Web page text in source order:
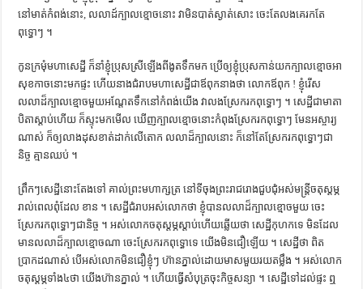
នៅ​មាត់​កំពង់​នោះ, លលាដ៍​ក្បាល​ខ្មោច​នោះ​ វា​មិន​បាត់​ស្ងាត់​សោះ​ ចេះ​តែ​លង​គេ​រក​តែ​
ពុទ្ធោៗ ។
កូន​ក្រមុំ​មហា​សេដ្ឋី​ ក៏​នាំ​ខ្ញុំ​ប្រុស​ស្រី​ឡើង​ពី​ងូត​ទឹក​មក​ ប្រើ​ឲ្យ​ខ្ញុំ​ប្រុស​កាន់​យក​ក្បាល​ខ្មោច​អា​
សុខ​កាច​នោះ​មក​ផ្ទះ​ ហើយ​នាង​ជំរាប​មហា​សេដ្ឋី​ជា​ឪពុក​នាង​ថា លោក​ឪពុក ! ខ្ញុំ​រើស​
លលាដ៏​ក្បាល​ខ្មោច​មួយ​អណ្ដែត​ទឹក​នៅ​កំពង់​យើង​ វា​លង​ស្រែក​រក​ពុទ្ធោៗ ។ សេដ្ឋី​ជា​មាតា​
បិតា​ស្ដាប់​ហើយ​ ក៏​ស្ទុះ​មក​មើល​ ឃើញ​ក្បាល​ខ្មោច​នោះ​កំពុង​ស្រែក​រក​ពុទ្ធោៗ​ មែន​អស្ចារ្យ​
ណាស់​ ក៏​ឲ្យ​លាង​ដុស​ខាត់​ដាក់​លើ​តោក​ លលាដ៏​ក្បាល​នោះ​ ក៏​នៅ​តែ​ស្រែក​រក​ពុទ្ធោៗ​ជា​
និច្ច​ គ្មាន​ឈប់ ។
ព្រឹកៗ​សេដ្ឋី​នោះ​តែង​ទៅ​ គាល់​ព្រះ​មហាក្សត្រ​ នៅ​ទី​ចុង​ព្រះ​រាជ​រោង​ជួប​ជុំ​អស់​មន្រ្តី​ចតុស្ដម្ភ​
រាល់​ពេល​ពុំ​ដែល​ ខាន ។ សេដ្ឋី​ជំរាប​អស់​លោក​ថា ខ្ញុំ​បាន​លលាដ៏​ក្បាល​ខ្មោច​មួយ​ ចេះ​
ស្រែក​រក​ពុទ្ធោៗ​ជា​និច្ច ។ អស់​លោក​ចតុស្ដម្ភ​ស្ដាប់​ហើយ​ឆ្លើយ​ថា សេដ្ឋី​កុហក​ទេ​ មិន​ដែល​
មាន​លលាដ៏​ក្បាល​ខ្មោច​ណា​ ចេះ​ស្រែក​រក​ពុទ្ធោ​ទេ​ យើង​មិន​ជឿ​ឡើយ ។ សេដ្ឋី​ថា ពិត​
ប្រាកដ​ណាស់​ បើ​អស់​លោក​មិន​ជឿ​ខ្ញុំៗ​ ហ៊ាន​ភ្នាល់​ដោយ​មាស​មួយ​រយ​តម្លឹង ។ អស់​លោក​
ចតុស្ដម្ភ​ទាំង​៤​ថា យើង​ហ៊ាន​ភ្នាល់ ។ ហើយ​ធ្វើ​សំបុត្រ​ចុះ​កិច្ច​សន្យា ។ សេដ្ឋី​ទៅ​ដល់​ផ្ទះ​ ឮ​